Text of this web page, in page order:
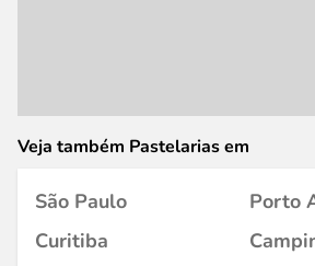
Veja também Pastelarias em
São Paulo
Porto
Curitiba